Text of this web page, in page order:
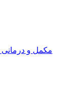
مکمل و